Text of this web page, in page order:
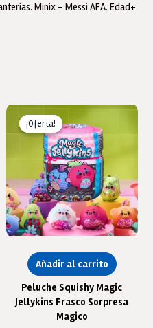
Minix – Messi AFA. Edad+
¡Oferta!
¡Oferta!
Añadir al carrito
Peluche Squishy Magic
Jellykins Frasco Sorpresa
Magico